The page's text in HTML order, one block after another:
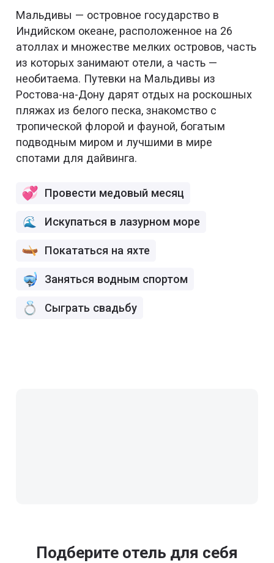
Мальдивы — островное государство в
Индийском океане, расположенное на 26
атоллах и множестве мелких островов, часть
из которых занимают отели, а часть —
необитаема. Путевки на Мальдивы из
Ростова-на-Дону дарят отдых на роскошных
пляжах из белого песка, знакомство с
тропической флорой и фауной, богатым
подводным миром и лучшими в мире
спотами для дайвинга.
Провести медовый месяц
Искупаться в лазурном море
Покататься на яхте
Заняться водным спортом
Сыграть свадьбу
Подберите отель для себя